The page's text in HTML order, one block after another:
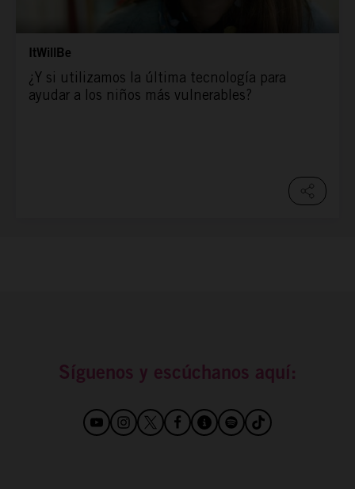
ItWillBe
¿Y si utilizamos la última tecnología para
ayudar a los niños más vulnerables?
Síguenos y escúchanos aquí: